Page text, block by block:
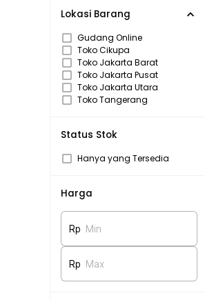
Pick n Go
Pick n Go
Lokasi Barang
Gudang Online
Toko Cikupa
Toko Jakarta Barat
Toko Jakarta Pusat
Toko Jakarta Utara
Toko Tangerang
Status Stok
Hanya yang Tersedia
Harga
Rp Min
Rp Max